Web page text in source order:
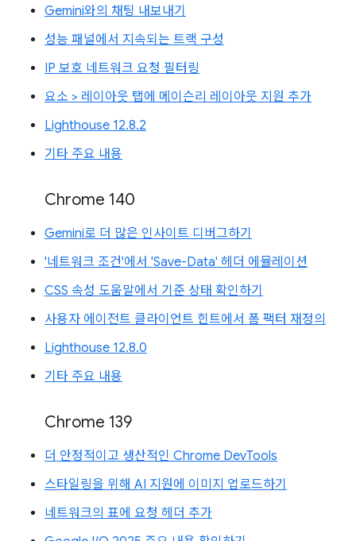
Gemini와의 채팅 내보내기
성능 패널에서 지속되는 트랙 구성
IP 보호 네트워크 요청 필터링
요소 > 레이아웃 탭에 메이슨리 레이아웃 지원 추가
Lighthouse 12.8.2
기타 주요 내용
Chrome 140
Gemini로 더 많은 인사이트 디버그하기
'네트워크 조건'에서 'Save-Data' 헤더 에뮬레이션
CSS 속성 도움말에서 기준 상태 확인하기
사용자 에이전트 클라이언트 힌트에서 폼 팩터 재정의
Lighthouse 12.8.0
기타 주요 내용
Chrome 139
더 안정적이고 생산적인 Chrome DevTools
스타일링을 위해 AI 지원에 이미지 업로드하기
네트워크의 표에 요청 헤더 추가